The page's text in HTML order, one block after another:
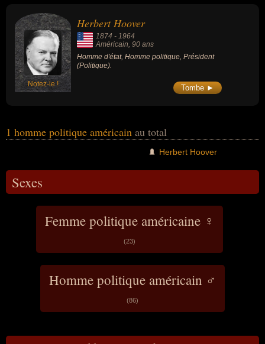
ou président.
Notez-le !
Herbert Hoover
1874 - 1964
Américain, 90 ans
Homme d'état, Homme politique, Président
(Politique).
Tombe ►
1 homme politique américain au total
Herbert Hoover
Sexes
Femme politique américaine ♀
(23)
Homme politique américain ♂
(86)